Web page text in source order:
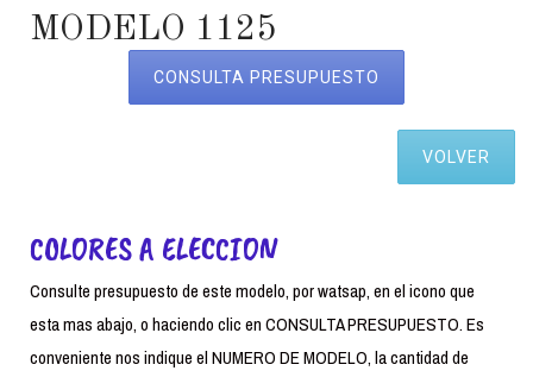
MODELO 1125
CONSULTA PRESUPUESTO
VOLVER
COLORES A ELECCION
Consulte presupuesto de este modelo, por watsap, en el icono que
esta mas abajo, o haciendo clic en CONSULTA PRESUPUESTO. Es
conveniente nos indique el NUMERO DE MODELO, la cantidad de